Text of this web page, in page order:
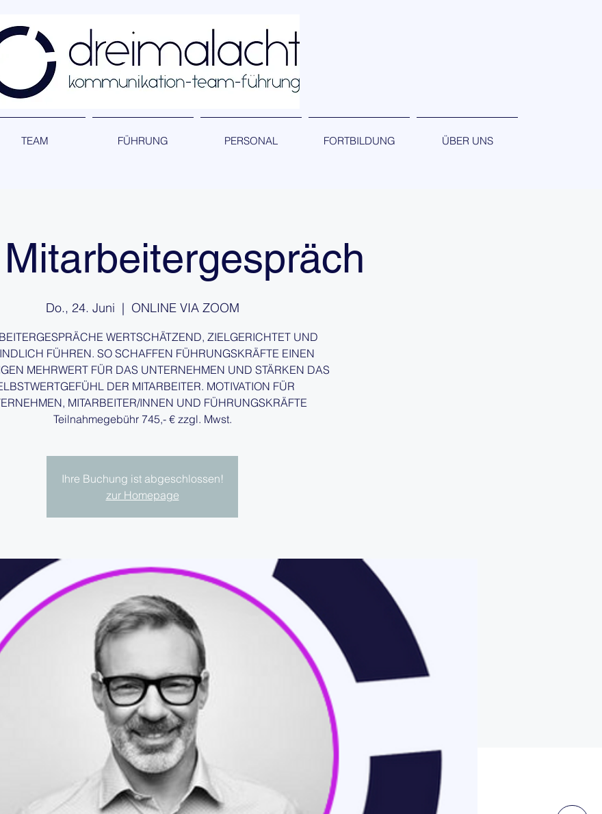
TEAM FÜHRUNG PERSONAL FORTBILDUNG ÜBER UNS
Do., 24. Juni
  |
ONLINE VIA ZOOM
WERTSCHÄTZEND, ZIELGERICHTET UND
FÜHREN. SO SCHAFFEN FÜHRUNGSKRÄFTE EINEN
MEHRWERT FÜR DAS UNTERNEHMEN UND STÄRKEN DAS
DER MITARBEITER. MOTIVATION FÜR
MITARBEITER/INNEN UND FÜHRUNGSKRÄFTE
Ihre Buchung ist abgeschlossen!
zur Homepage